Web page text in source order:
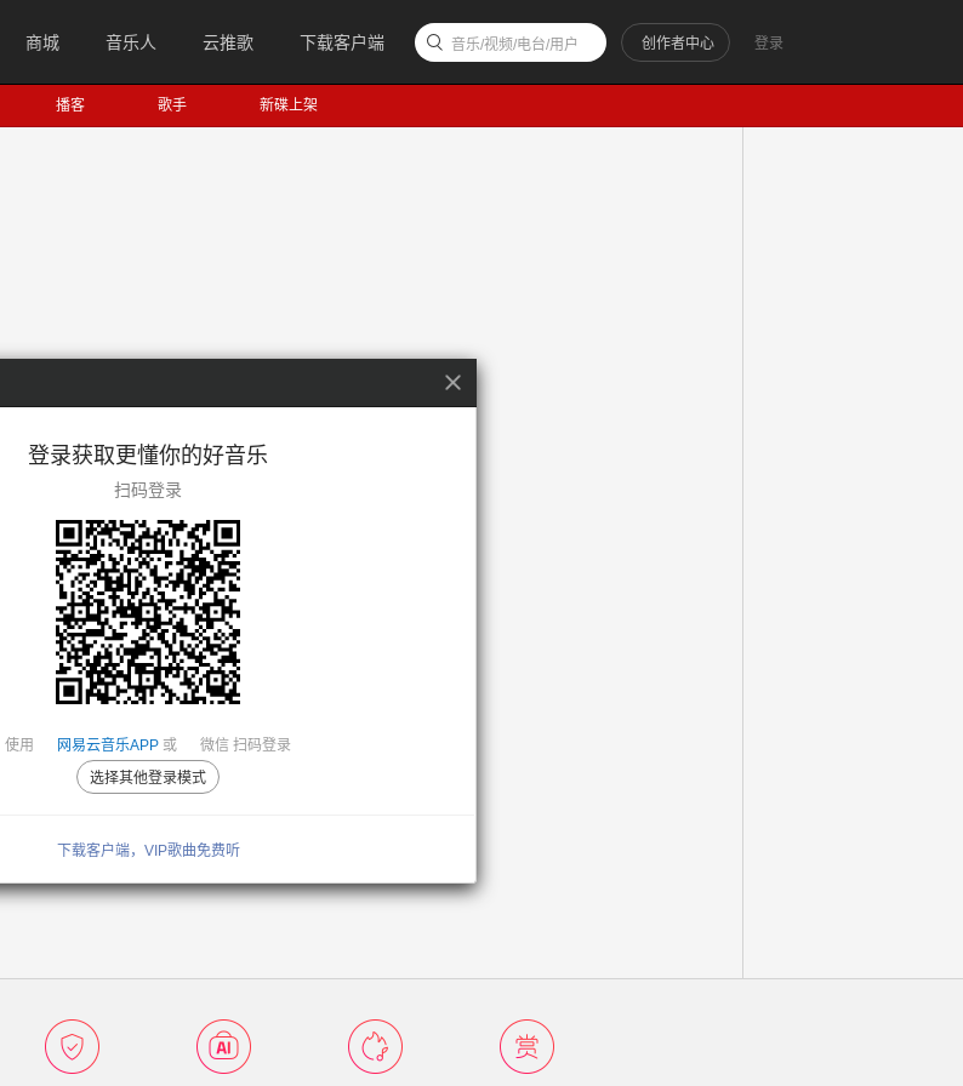
商城 音乐人 云推歌 下载客户端 登录
创作者中心
音乐/视频/电台/用户
播客 歌手 新碟上架
登录获取更懂你的好音乐
扫码登录
使用 网易云音乐APP 或 微信 扫码登录
选择其他登录模式
下载客户端，VIP歌曲免费听